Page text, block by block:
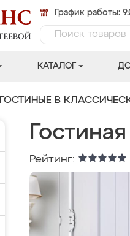
График работы:
КАТАЛОГ
ГОСТИНЫЕ В
Рейтинг: